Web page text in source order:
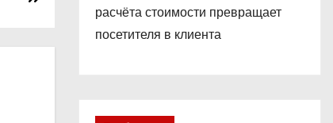
расчёта стоимости превращает
посетителя в клиента